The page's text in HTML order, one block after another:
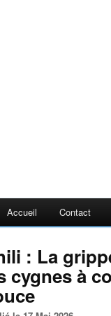
Accueil Contact
: La
cygnes à